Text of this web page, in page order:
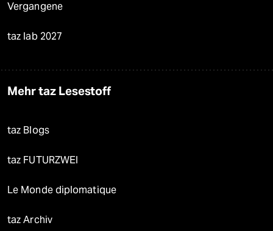
Vergangene
taz lab 2027
Mehr taz Lesestoff
taz Blogs
taz FUTURZWEI
Le Monde diplomatique
taz Archiv